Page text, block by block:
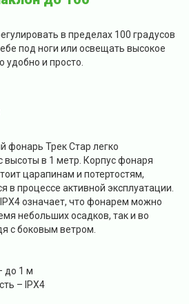
в пределах 100 градусов
под ноги или освещать высокое
удобно и просто.
фонарь Трек Стар легко
в 1 метр. Корпус фонаря
царапинам и потертостям,
в процессе активной эксплуатации.
означает, что фонарем можно
небольших осадков, так и во
с боковым ветром.
до 1 м
– IPX4